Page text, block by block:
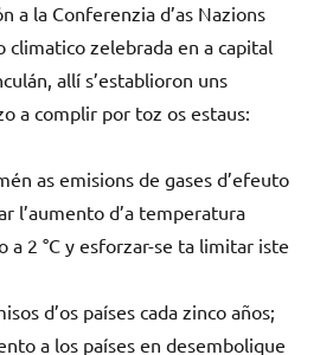
a la Conferenzia d’as Nazions
climatico zelebrada en a capital
allí s’establioron uns
a complir por toz os estaus:
as emisions de gases d’efeuto
l’aumento d’a temperatura
a 2 °C y esforzar-se ta limitar iste
d’os países cada zinco años;
a los países en desembolique